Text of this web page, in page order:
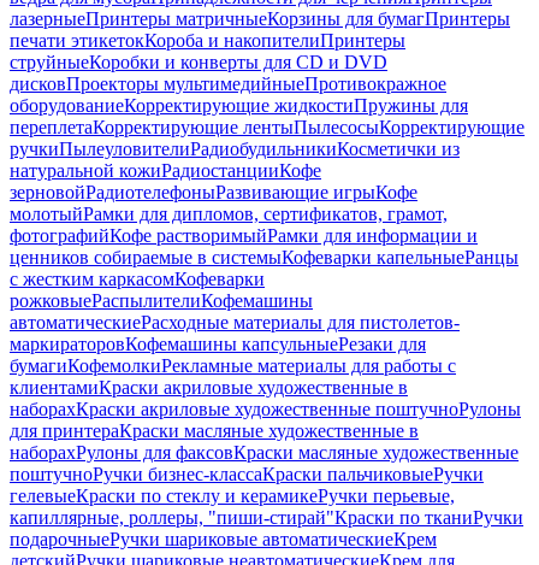
лазерныеПринтеры матричныеКорзины для бумагПринтеры
печати этикетокКороба и накопителиПринтеры
струйныеКоробки и конверты для CD и DVD
дисковПроекторы мультимедийныеПротивокражное
оборудованиеКорректирующие жидкостиПружины для
переплетаКорректирующие лентыПылесосыКорректирующие
ручкиПылеуловителиРадиобудильникиКосметички из
натуральной кожиРадиостанцииКофе
зерновойРадиотелефоныРазвивающие игрыКофе
молотыйРамки для дипломов, сертификатов, грамот,
фотографийКофе растворимыйРамки для информации и
ценников собираемые в системыКофеварки капельныеРанцы
с жестким каркасомКофеварки
рожковыеРаспылителиКофемашины
автоматическиеРасходные материалы для пистолетов-
маркираторовКофемашины капсульныеРезаки для
бумагиКофемолкиРекламные материалы для работы с
клиентамиКраски акриловые художественные в
наборахКраски акриловые художественные поштучноРулоны
для принтераКраски масляные художественные в
наборахРулоны для факсовКраски масляные художественные
поштучноРучки бизнес-классаКраски пальчиковыеРучки
гелевыеКраски по стеклу и керамикеРучки перьевые,
капиллярные, роллеры, "пиши-стирай"Краски по тканиРучки
подарочныеРучки шариковые автоматическиеКрем
детскийРучки шариковые неавтоматическиеКрем для